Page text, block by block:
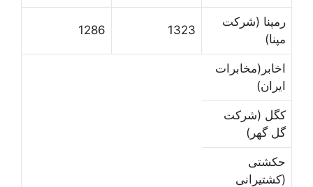
رمپنا (شرکت
مپنا)
1323
1286
اخابر(مخابرات
ایران)
کگل (شرکت
گل گهر)
حکشتی‌
(کشتیرانی